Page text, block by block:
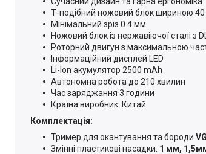
Т-подібний ножовий блок шириною
Мінімальний зріз 0.4 мм
Ножовий блок із нержавіючої сталі з
Роторний двигун з максимальною
Інформаційний дисплей LED
Li-Ion акумулятор 2500 mAh
Автономна робота до 210 хвилин
Час заряджання 3 години
Країна виробник: Китай
Комплектація:
Тример для окантування та бороди
Змінні пластикові насадки: 1 мм,